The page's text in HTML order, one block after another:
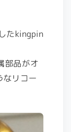
たkingpin
部品がオ
なリコー